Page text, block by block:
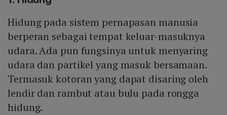
Hidung pada sistem pernapasan manusia
berperan sebagai tempat keluar-masuknya
udara. Ada pun fungsinya untuk menyaring
udara dan partikel yang masuk bersamaan.
Termasuk kotoran yang dapat disaring oleh
lendir dan rambut atau bulu pada rongga
hidung.